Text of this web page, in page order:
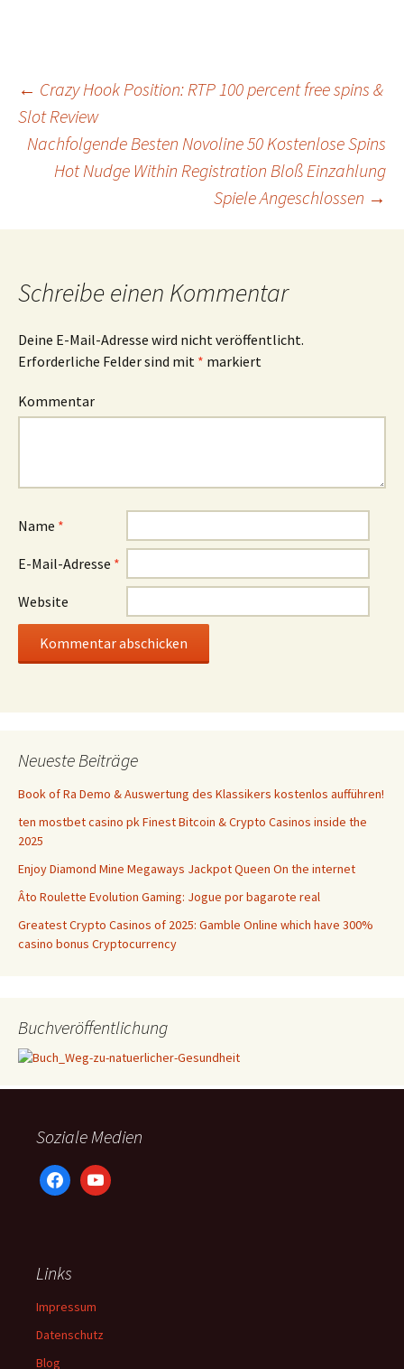
Beitrags-
Navigation
← Crazy Hook Position: RTP 100 percent free spins &
Slot Review
Nachfolgende Besten Novoline 50 Kostenlose Spins
Hot Nudge Within Registration Bloß Einzahlung
Spiele Angeschlossen →
Schreibe einen Kommentar
Deine E-Mail-Adresse wird nicht veröffentlicht.
Erforderliche Felder sind mit * markiert
Kommentar
Name *
E-Mail-Adresse *
Website
Neueste Beiträge
Book of Ra Demo & Auswertung des Klassikers kostenlos aufführen!
ten mostbet casino pk Finest Bitcoin & Crypto Casinos inside the
2025
Enjoy Diamond Mine Megaways Jackpot Queen On the internet
Âto Roulette Evolution Gaming: Jogue por bagarote real
Greatest Crypto Casinos of 2025: Gamble Online which have 300%
casino bonus Cryptocurrency
Buchveröffentlichung
Soziale Medien
facebookyoutube
Links
Impressum
Datenschutz
Blog